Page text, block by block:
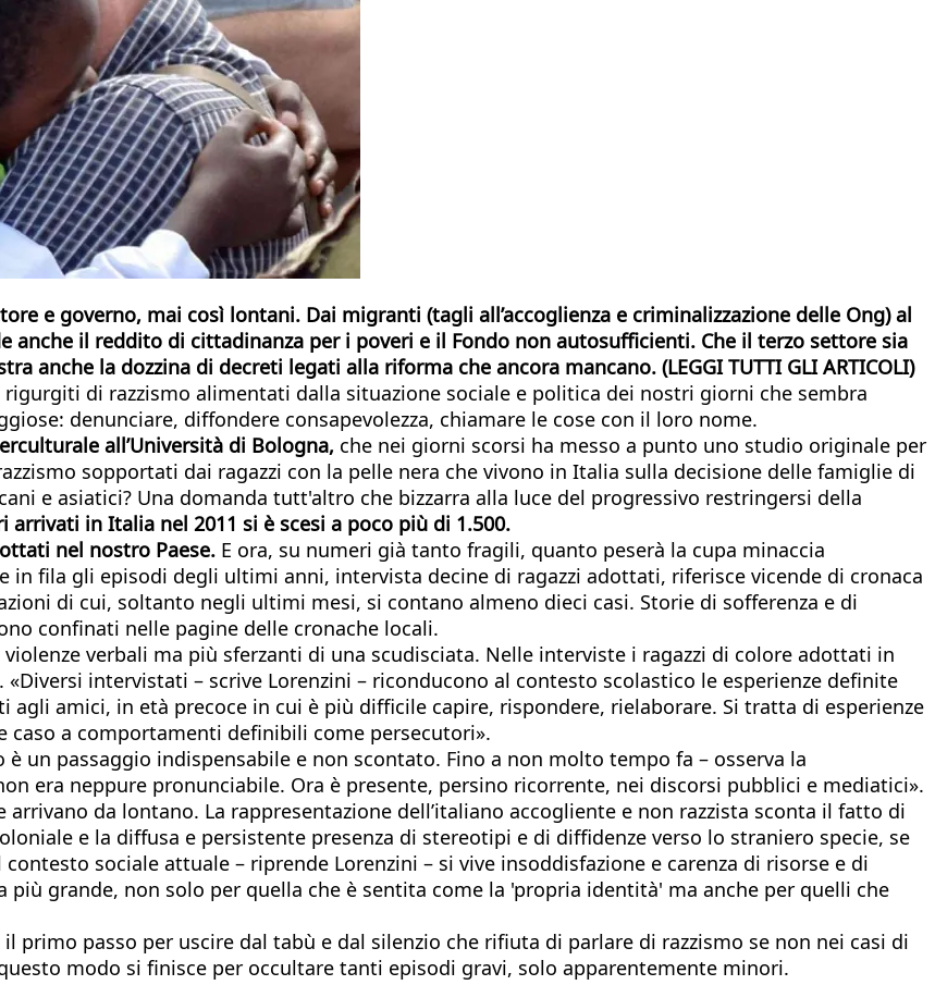
e governo, mai così lontani. Dai migranti (tagli all’accoglienza e criminalizzazione delle Ong) al
anche il reddito di cittadinanza per i poveri e il Fondo non autosufficienti. Che il terzo settore sia
anche la dozzina di decreti legati alla riforma che ancora mancano. (LEGGI TUTTI GLI ARTICOLI)
di razzismo alimentati dalla situazione sociale e politica dei nostri giorni che sembra
denunciare, diffondere consapevolezza, chiamare le cose con il loro nome.
all’Università di Bologna, che nei giorni scorsi ha messo a punto uno studio originale per
sopportati dai ragazzi con la pelle nera che vivono in Italia sulla decisione delle famiglie di
e asiatici? Una domanda tutt'altro che bizzarra alla luce del progressivo restringersi della
arrivati in Italia nel 2011 si è scesi a poco più di 1.500.
nel nostro Paese. E ora, su numeri già tanto fragili, quanto peserà la cupa minaccia
in fila gli episodi degli ultimi anni, intervista decine di ragazzi adottati, riferisce vicende di cronaca
di cui, soltanto negli ultimi mesi, si contano almeno dieci casi. Storie di sofferenza e di
confinati nelle pagine delle cronache locali.
verbali ma più sferzanti di una scudisciata. Nelle interviste i ragazzi di colore adottati in
intervistati – scrive Lorenzini – riconducono al contesto scolastico le esperienze definite
amici, in età precoce in cui è più difficile capire, rispondere, rielaborare. Si tratta di esperienze
caso a comportamenti definibili come persecutori».
è un passaggio indispensabile e non scontato. Fino a non molto tempo fa – osserva la
era neppure pronunciabile. Ora è presente, persino ricorrente, nei discorsi pubblici e mediatici».
da lontano. La rappresentazione dell’italiano accogliente e non razzista sconta il fatto di
e la diffusa e persistente presenza di stereotipi e di diffidenze verso lo straniero specie, se
sociale attuale – riprende Lorenzini – si vive insoddisfazione e carenza di risorse e di
più grande, non solo per quella che è sentita come la 'propria identità' ma anche per quelli che
il primo passo per uscire dal tabù e dal silenzio che rifiuta di parlare di razzismo se non nei casi di
modo si finisce per occultare tanti episodi gravi, solo apparentemente minori.